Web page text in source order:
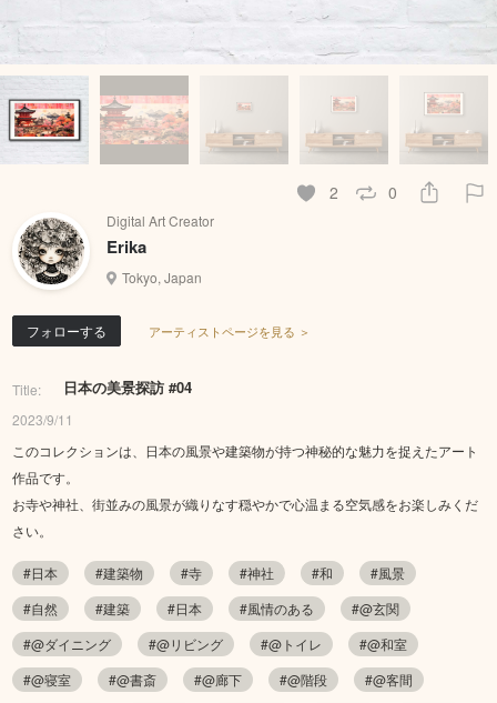
2 0
Digital Art Creator
Erika
Tokyo, Japan
フォローする アーティストページを見る ＞
Title: 日本の美景探訪 #04
2023/9/11
このコレクションは、日本の風景や建築物が持つ神秘的な魅力を捉えたアート
作品です。
お寺や神社、街並みの風景が織りなす穏やかで心温まる空気感をお楽しみくだ
さい。
#日本 #建築物 #寺 #神社 #和
#風景
#自然
#建築 #日本 #風情のある
#@玄関
#@ダイニング
#@リビング #@トイレ
#@和室
#@寝室
#@書斎 #@廊下 #@階段
#@客間